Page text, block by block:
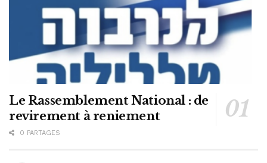
Le Rassemblement National : de
revirement à reniement
0 PARTAGES